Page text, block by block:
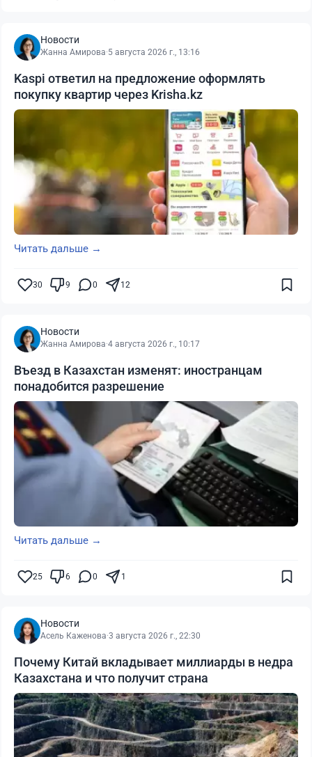
Новости
Жанна Амирова·5 августа 2026 г., 13:16
Kaspi ответил на предложение оформлять
покупку квартир через Krisha.kz
Читать дальше →
30 9 0 12
Новости
Жанна Амирова·4 августа 2026 г., 10:17
Въезд в Казахстан изменят: иностранцам
понадобится разрешение
Читать дальше →
25 6 0 1
Новости
Асель Каженова·3 августа 2026 г., 22:30
Почему Китай вкладывает миллиарды в недра
Казахстана и что получит страна